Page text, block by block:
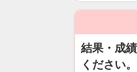
結果・成
ください。